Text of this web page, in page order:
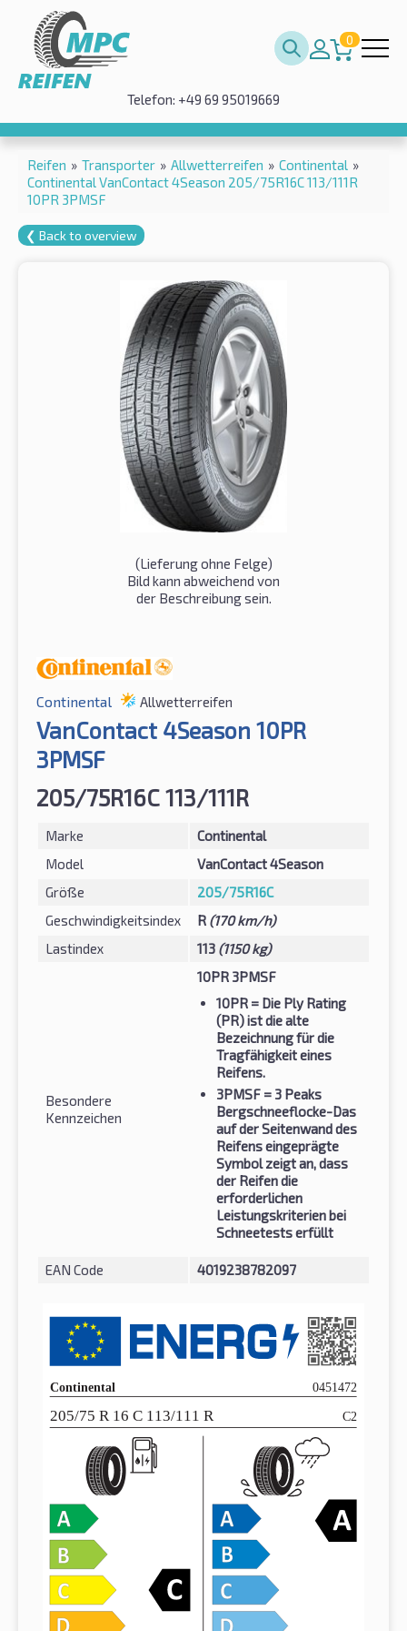
0
Telefon: +49 69 95019669
Reifen » Transporter » Allwetterreifen » Continental »
Continental VanContact 4Season 205/75R16C 113/111R
10PR 3PMSF
❮ Back to overview
(Lieferung ohne Felge)
Bild kann abweichend von
der Beschreibung sein.
Continental Allwetterreifen
VanContact 4Season 10PR
3PMSF
205/75R16C 113/111R
Marke
Continental
Model
VanContact 4Season
Größe
205/75R16C
Geschwindigkeitsindex
R (170 km/h)
Lastindex
113 (1150 kg)
Besondere
Kennzeichen
10PR 3PMSF
10PR = Die Ply Rating
(PR) ist die alte
Bezeichnung für die
Tragfähigkeit eines
Reifens.
3PMSF = 3 Peaks
Bergschneeflocke-Das
auf der Seitenwand des
Reifens eingeprägte
Symbol zeigt an, dass
der Reifen die
erforderlichen
Leistungskriterien bei
Schneetests erfüllt
EAN Code 4019238782097